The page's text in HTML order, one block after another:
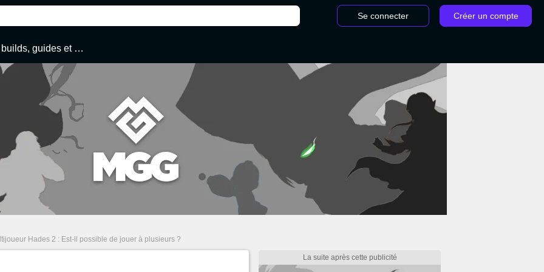
Se connecter Créer un compte
Tous nos builds, guides et conseils
Hades 2 : Est-il possible de jouer à plusieurs ?